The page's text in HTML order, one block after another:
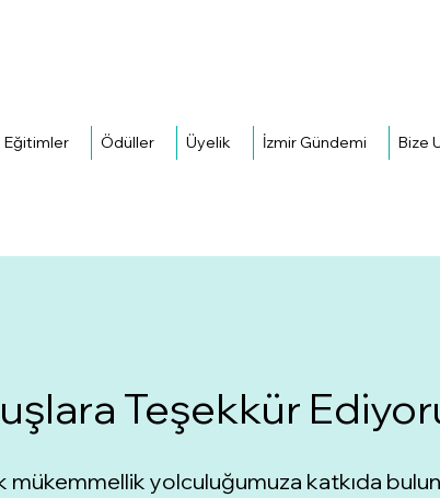
Eğitimler Ödüller Üyelik İzmir Gündemi Bize
Teşekkür
mükemmellik yolculuğumuza katkıda